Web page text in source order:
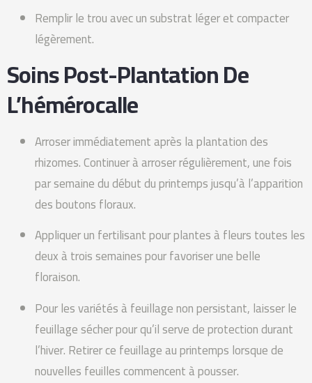
Remplir le trou avec un substrat léger et compacter
légèrement.
Soins Post-Plantation De
L’hémérocalle
Arroser immédiatement après la plantation des
rhizomes. Continuer à arroser régulièrement, une fois
par semaine du début du printemps jusqu’à l’apparition
des boutons floraux.
Appliquer un fertilisant pour plantes à fleurs toutes les
deux à trois semaines pour favoriser une belle
floraison.
Pour les variétés à feuillage non persistant, laisser le
feuillage sécher pour qu’il serve de protection durant
l’hiver. Retirer ce feuillage au printemps lorsque de
nouvelles feuilles commencent à pousser.